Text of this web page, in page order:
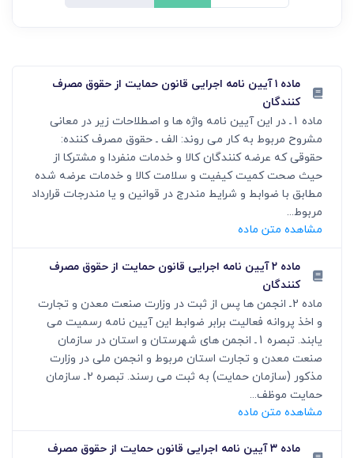
ماده ۱ آیین نامه اجرایی قانون حمایت از حقوق مصرف
کنندگان
ماده 1ـ در این آیین نامه واژه ها و اصطلاحات زیر در معانی
مشروح مربوط به کار می روند: الف ـ حقوق مصرف کننده:
حقوقی که عرضه کنندگان کالا و خدمات منفردا و مشترکا از
حیث صحت کمیت کیفیت و سلامت کالا و خدمات عرضه شده
مطابق با ضوابط و شرایط مندرج در قوانین و یا مندرجات قرارداد
مربوط...
مشاهده متن ماده
ماده ۲ آیین نامه اجرایی قانون حمایت از حقوق مصرف
کنندگان
ماده 2ـ انجمن ها پس از ثبت در وزارت صنعت معدن و تجارت
و اخذ پروانه فعالیت برابر ضوابط این آیین نامه رسمیت می
یابند. تبصره 1ـ انجمن های شهرستان و استان در سازمان
صنعت معدن و تجارت استان مربوط و انجمن ملی در وزارت
مذکور (سازمان حمایت) به ثبت می رسند. تبصره 2ـ سازمان
حمایت موظف...
مشاهده متن ماده
ماده ۳ آیین نامه اجرایی قانون حمایت از حقوق مصرف